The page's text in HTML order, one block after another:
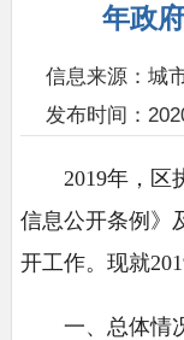
年政
信息来源：城
发布时间：
2019年，区
信息公开条例》
开工作。现就
一、总体情